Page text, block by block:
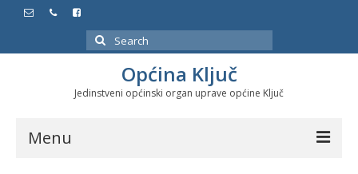
Search
for:
Općina Ključ
Jedinstveni općinski organ uprave općine Ključ
Menu